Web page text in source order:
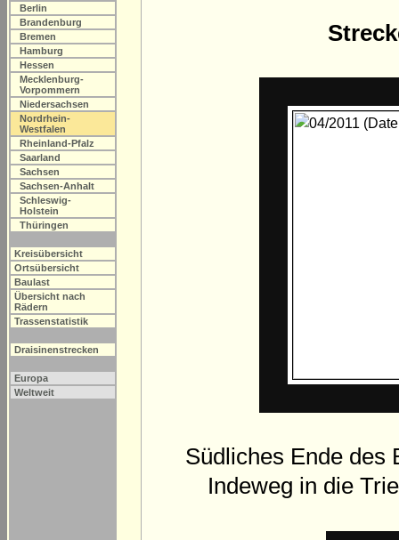
Berlin
Brandenburg
Bremen
Hamburg
Hessen
Mecklenburg-
Vorpommern
Niedersachsen
Nordrhein-
Westfalen
Rheinland-Pfalz
Saarland
Sachsen
Sachsen-Anhalt
Schleswig-
Holstein
Thüringen
Kreisübersicht
Ortsübersicht
Baulast
Übersicht nach
Rädern
Trassenstatistik
Draisinenstrecken
Europa
Weltweit
Südliches Ende des
Indeweg in die